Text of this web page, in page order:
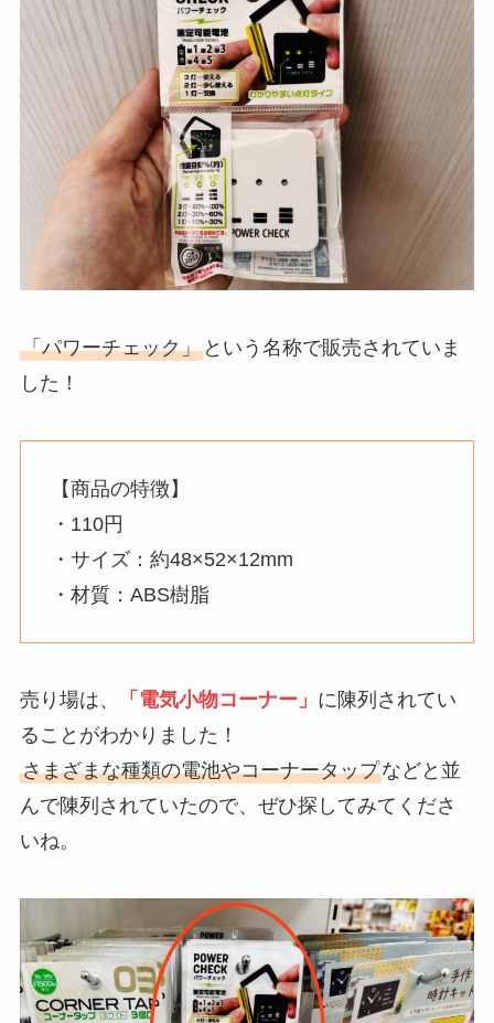
「パワーチェック」という名称で販売されていま
した！
【商品の特徴】
・110円
・サイズ：約48×52×12mm
・材質：ABS樹脂
売り場は、 「電気小物コーナー」 に陳列されてい
ることがわかりました！
さまざまな種類の電池やコーナータップなどと並
んで陳列されていたので、ぜひ探してみてくださ
いね。